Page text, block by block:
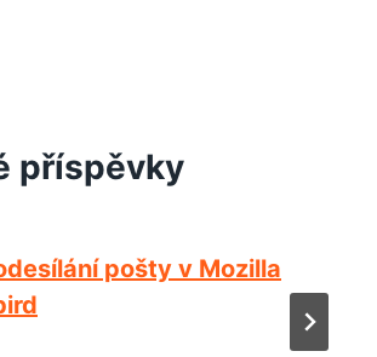
příspěvky
pošty v Mozilla